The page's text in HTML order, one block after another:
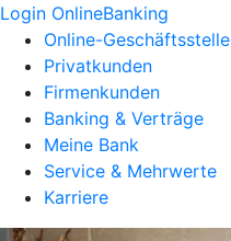
Login OnlineBanking
Online-Geschäftsstelle
Privatkunden
Firmenkunden
Banking & Verträge
Meine Bank
Service & Mehrwerte
Karriere